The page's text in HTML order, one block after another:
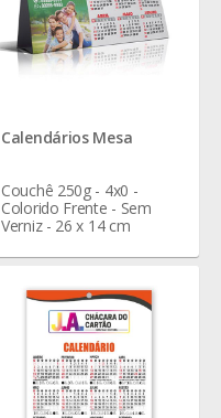
Calendários Mesa
Couchê 250g - 4x0 -
Colorido Frente - Sem
Verniz - 26 x 14 cm